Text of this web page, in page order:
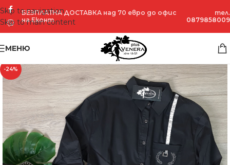
Skip to navigation
Skip to main content
БЕЗПЛАТНА ДОСТАВКА над 70 евро до офис
на Еконт
тел.
0879858009
МЕНЮ
-24%